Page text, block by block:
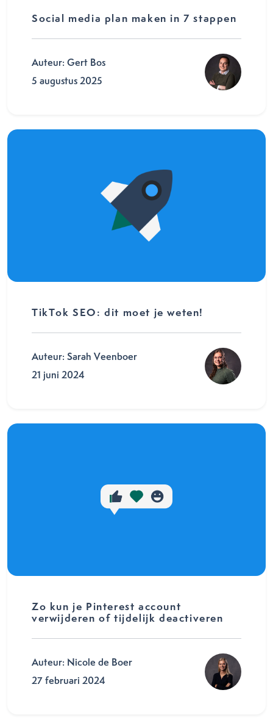
Social media plan maken in 7 stappen
Auteur: Gert Bos
5 augustus 2025
TikTok SEO: dit moet je weten!
Auteur: Sarah Veenboer
21 juni 2024
Zo kun je Pinterest account
verwijderen of tijdelijk deactiveren
Auteur: Nicole de Boer
27 februari 2024